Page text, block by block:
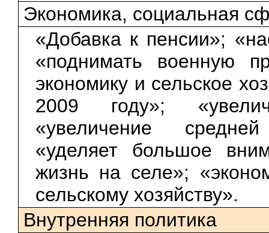
Экономика, социальная
«Добавка к пенсии»;
«поднимать военную
экономику и сельское
2009 году»;
«увеличение
«уделяет большое
жизнь на селе»;
сельскому хозяйству».
Внутренняя политика